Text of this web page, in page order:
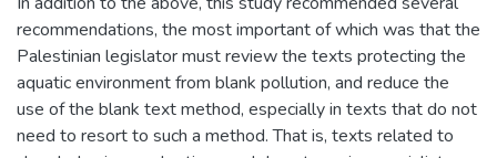
recommendations, the most important of which was that the
Palestinian legislator must review the texts protecting the
aquatic environment from blank pollution, and reduce the
use of the blank text method, especially in texts that do not
need to resort to such a method. That is, texts related to